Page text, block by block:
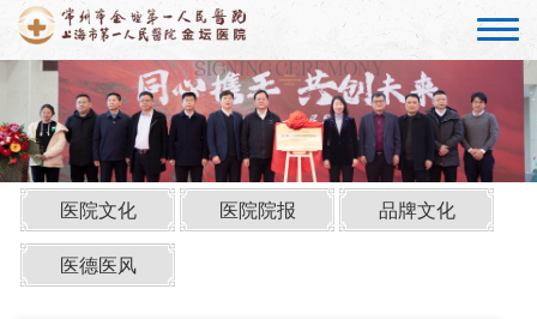
医院文化 医院院报 品牌文化
医德医风